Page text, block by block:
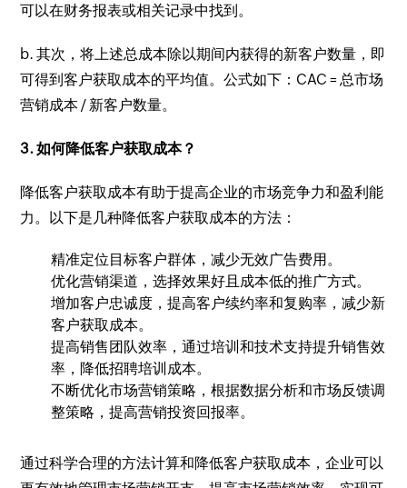
可以在财务报表或相关记录中找到。
b. 其次，将上述总成本除以期间内获得的新客户数量，即
可得到客户获取成本的平均值。公式如下：CAC = 总市场
营销成本 / 新客户数量。
3. 如何降低客户获取成本？
降低客户获取成本有助于提高企业的市场竞争力和盈利能
力。以下是几种降低客户获取成本的方法：
精准定位目标客户群体，减少无效广告费用。
优化营销渠道，选择效果好且成本低的推广方式。
增加客户忠诚度，提高客户续约率和复购率，减少新
客户获取成本。
提高销售团队效率，通过培训和技术支持提升销售效
率，降低招聘培训成本。
不断优化市场营销策略，根据数据分析和市场反馈调
整策略，提高营销投资回报率。
通过科学合理的方法计算和降低客户获取成本，企业可以